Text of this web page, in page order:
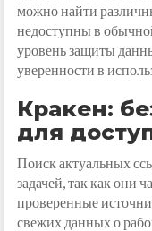
можно найти
недоступны в
уровень защиты
уверенности в
Кракен:
для
Поиск актуальных
задачей, так как они
проверенные
свежих данных о